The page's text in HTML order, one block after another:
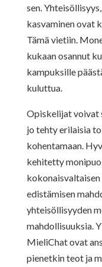
sen.
kasvaminen ovat
Tämä vietiin.
kukaan osannut
kampuksille
kuluttua.
Opiskelijat voivat
jo tehty erilaisia
kohentamaan.
kehitetty
edistämisen
yhteisöllisyyden
mahdollisuuksia.
MieliChat ovat
pienetkin teot ja